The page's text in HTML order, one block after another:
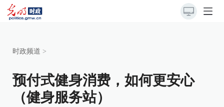
时政频道 >
预付式健身消费，如何更安心
（健身服务站）